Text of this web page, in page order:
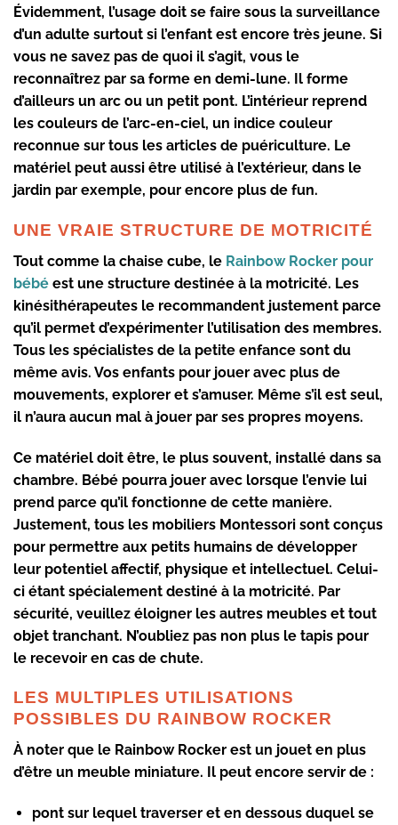
Évidemment, l’usage doit se faire sous la surveillance
d’un adulte surtout si l’enfant est encore très jeune. Si
vous ne savez pas de quoi il s’agit, vous le
reconnaîtrez par sa forme en demi-lune. Il forme
d’ailleurs un arc ou un petit pont. L’intérieur reprend
les couleurs de l’arc-en-ciel, un indice couleur
reconnue sur tous les articles de puériculture. Le
matériel peut aussi être utilisé à l’extérieur, dans le
jardin par exemple, pour encore plus de fun.
UNE VRAIE STRUCTURE DE MOTRICITÉ
Tout comme la chaise cube, le Rainbow Rocker pour
bébé est une structure destinée à la motricité. Les
kinésithérapeutes le recommandent justement parce
qu’il permet d’expérimenter l’utilisation des membres.
Tous les spécialistes de la petite enfance sont du
même avis. Vos enfants pour jouer avec plus de
mouvements, explorer et s’amuser. Même s’il est seul,
il n’aura aucun mal à jouer par ses propres moyens.
Ce matériel doit être, le plus souvent, installé dans sa
chambre. Bébé pourra jouer avec lorsque l’envie lui
prend parce qu’il fonctionne de cette manière.
Justement, tous les mobiliers Montessori sont conçus
pour permettre aux petits humains de développer
leur potentiel affectif, physique et intellectuel. Celui-
ci étant spécialement destiné à la motricité. Par
sécurité, veuillez éloigner les autres meubles et tout
objet tranchant. N’oubliez pas non plus le tapis pour
le recevoir en cas de chute.
LES MULTIPLES UTILISATIONS
POSSIBLES DU RAINBOW ROCKER
À noter que le Rainbow Rocker est un jouet en plus
d’être un meuble miniature. Il peut encore servir de :
pont sur lequel traverser et en dessous duquel se